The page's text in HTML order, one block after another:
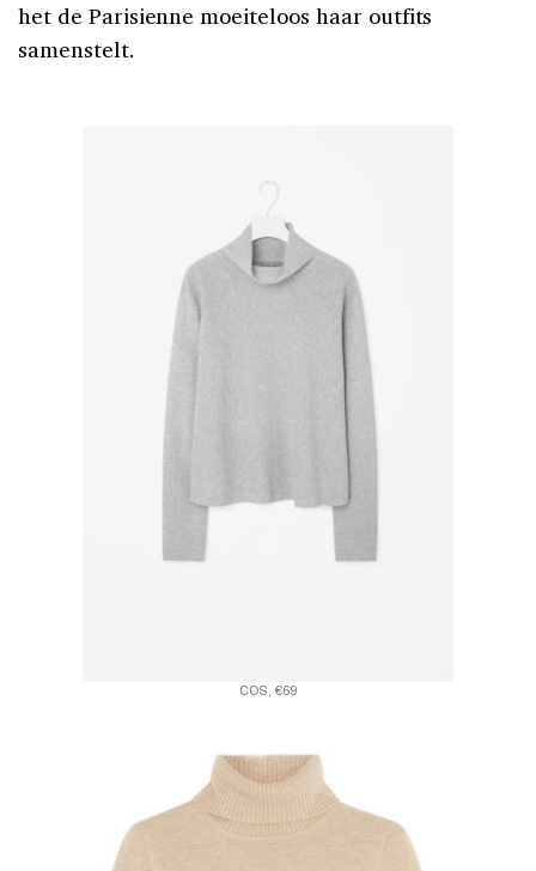
het de Parisienne moeiteloos haar outfits
samenstelt.
COS, €69